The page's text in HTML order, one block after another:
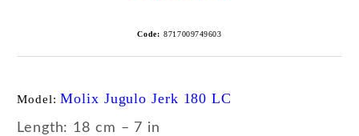
Code: 8717009749603
Model: Molix Jugulo Jerk 180 LC
Length: 18 cm – 7 in